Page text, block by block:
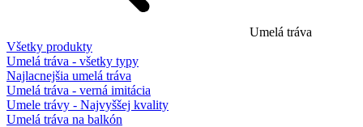
Umelá tráva
Všetky produkty
Umelá tráva - všetky typy
Najlacnejšia umelá tráva
Umelá tráva - verná imitácia
Umele trávy - Najvyššej kvality
Umelá tráva na balkón